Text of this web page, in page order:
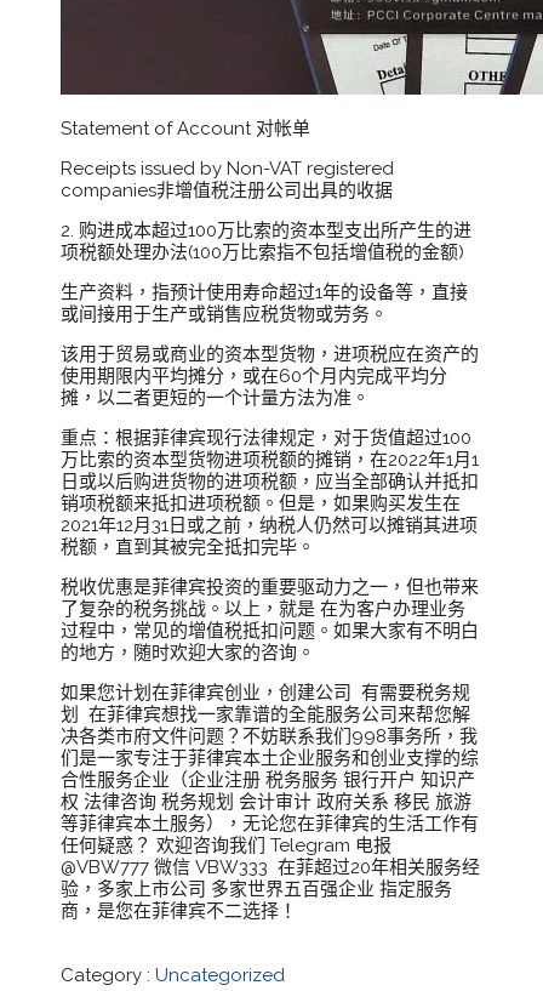
Statement of Account 对帐单
Receipts issued by Non-VAT registered
companies非增值税注册公司出具的收据
2. 购进成本超过100万比索的资本型支出所产生的进
项税额处理办法(100万比索指不包括增值税的金额)
生产资料，指预计使用寿命超过1年的设备等，直接
或间接用于生产或销售应税货物或劳务。
该用于贸易或商业的资本型货物，进项税应在资产的
使用期限内平均摊分，或在60个月内完成平均分
摊，以二者更短的一个计量方法为准。
重点：根据菲律宾现行法律规定，对于货值超过100
万比索的资本型货物进项税额的摊销，在2022年1月1
日或以后购进货物的进项税额，应当全部确认并抵扣
销项税额来抵扣进项税额。但是，如果购买发生在
2021年12月31日或之前，纳税人仍然可以摊销其进项
税额，直到其被完全抵扣完毕。
税收优惠是菲律宾投资的重要驱动力之一，但也带来
了复杂的税务挑战。以上，就是 在为客户办理业务
过程中，常见的增值税抵扣问题。如果大家有不明白
的地方，随时欢迎大家的咨询。
如果您计划在菲律宾创业，创建公司 有需要税务规
划 在菲律宾想找一家靠谱的全能服务公司来帮您解
决各类市府文件问题？不妨联系我们998事务所，我
们是一家专注于菲律宾本土企业服务和创业支撑的综
合性服务企业（企业注册 税务服务 银行开户 知识产
权 法律咨询 税务规划 会计审计 政府关系 移民 旅游
等菲律宾本土服务），无论您在菲律宾的生活工作有
任何疑惑？ 欢迎咨询我们 Telegram 电报
@VBW777 微信 VBW333 在菲超过20年相关服务经
验，多家上市公司 多家世界五百强企业 指定服务
商，是您在菲律宾不二选择！
Category : Uncategorized